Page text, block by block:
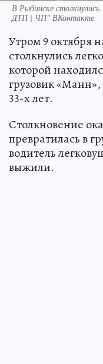
В Рыбинске
ДТП | ЧП" ВКонтакте
Утром 9 октября
столкнулись
которой
грузовик
33-х лет.
Столкновение
превратилась в
водитель
выжили.